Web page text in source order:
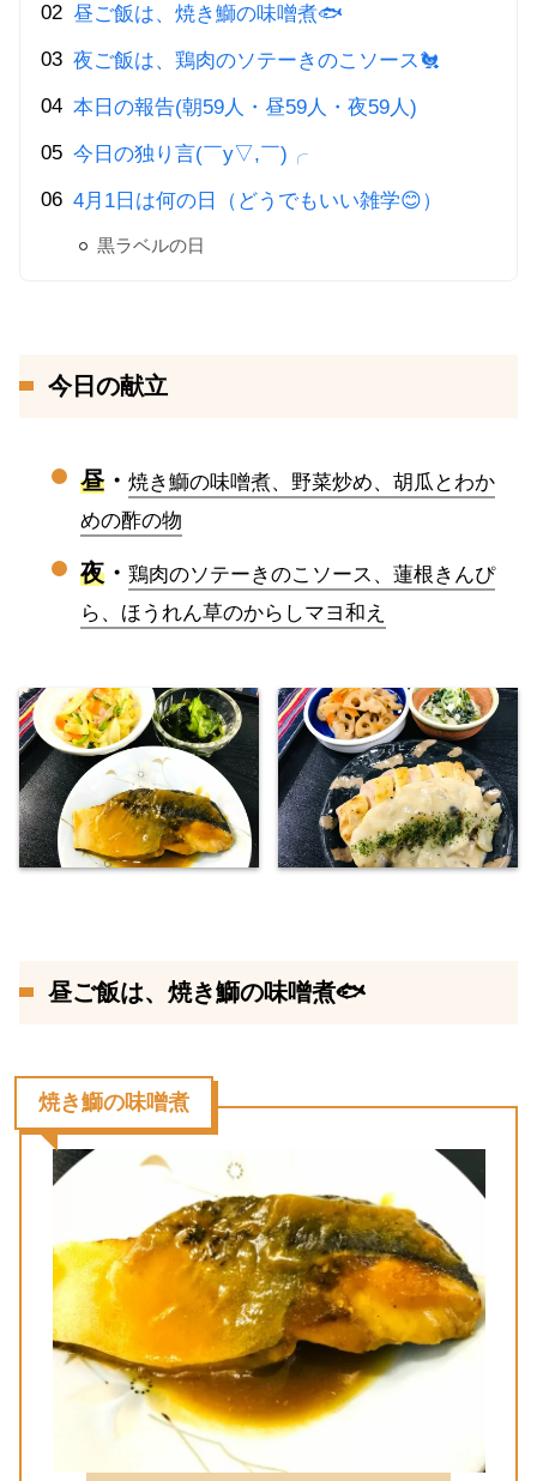
昼ご飯は、焼き鰤の味噌煮🐟
夜ご飯は、鶏肉のソテーきのこソース🐔
本日の報告(朝59人・昼59人・夜59人)
今日の独り言(￣y▽,￣)╭
4月1日は何の日（どうでもいい雑学😊）
黒ラベルの日
今日の献立
昼・ 焼き鰤の味噌煮、野菜炒め、胡瓜とわか
めの酢の物
夜 ・ 鶏肉のソテーきのこソース、蓮根きんぴ
ら、ほうれん草のからしマヨ和え
昼ご飯は、焼き鰤の味噌煮🐟
焼き鰤の味噌煮